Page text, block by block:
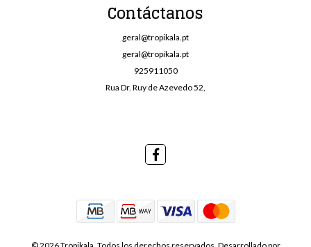
Contáctanos
geral@tropikala.pt
geral@tropikala.pt
925911050
Rua Dr. Ruy de Azevedo 52,